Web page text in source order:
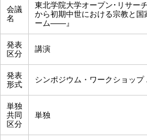
会議
名
東北学院大学オープン･リサー
から初期中世における宗教と
ーム――』
発表
区分
講演
発表
形式
シンポジウム・ワークショップ
単独
共同
区分
単独